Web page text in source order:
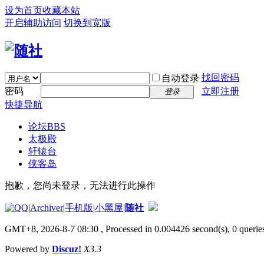
设为首页收藏本站
开启辅助访问 切换到宽版
自动登录 找回密码
密码
登录
立即注册
快捷导航
论坛BBS
太极殿
轩辕台
侠客岛
抱歉，您尚未登录，无法进行此操作
|Archiver|手机版|小黑屋|随社
GMT+8, 2026-8-7 08:30 , Processed in 0.004426 second(s), 0
Powered by Discuz! X3.3